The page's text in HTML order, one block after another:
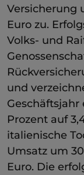
Versicherung
Euro zu.
Volks- und
und
Geschäftsjahr
Prozent auf
italienische
Umsatz um
Euro. Die